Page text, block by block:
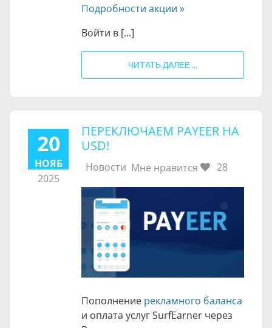
Подробности акции »
Войти в [...]
ЧИТАТЬ ДАЛЕЕ ...
20
НОЯБ
2025
ПЕРЕКЛЮЧАЕМ PAYEER НА
USD!
Новости Мне нравится 28
Пополнение рекламного баланса
и оплата услуг SurfEarner через